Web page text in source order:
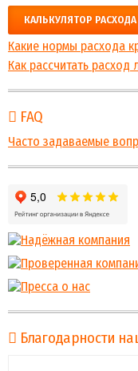
КАЛЬКУЛЯТОР РАСХОДА
Какие нормы расхода
Как рассчитать
FAQ
Часто задаваемые
Благодарности